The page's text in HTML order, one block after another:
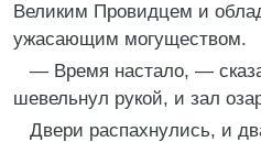
Великим Провидцем и
ужасающим могуществом.
— Время настало, —
шевельнул рукой, и зал
Двери распахнулись, и